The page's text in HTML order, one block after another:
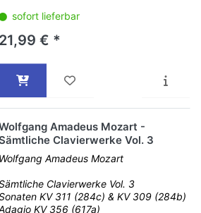
sofort lieferbar
21,99 € *
Amadeus Mozart -
Clavierwerke Vol. 3
Wolfgang Amadeus Mozart
Clavierwerke Vol. 3
KV 311 (284c) & KV 309 (284b)
KV 356 (617a)